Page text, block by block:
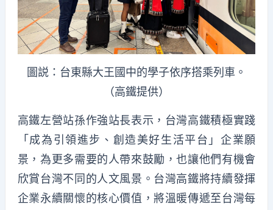
圖説：台東縣大王國中的學子依序搭乘列車。
（高鐵提供）
高鐵左營站孫作強站長表示，台灣高鐵積極實踐
「成為引領進步、創造美好生活平台」企業願
景，為更多需要的人帶來鼓勵，也讓他們有機會
欣賞台灣不同的人文風景。台灣高鐵將持續發揮
企業永續關懷的核心價值，將溫暖傳遞至台灣每